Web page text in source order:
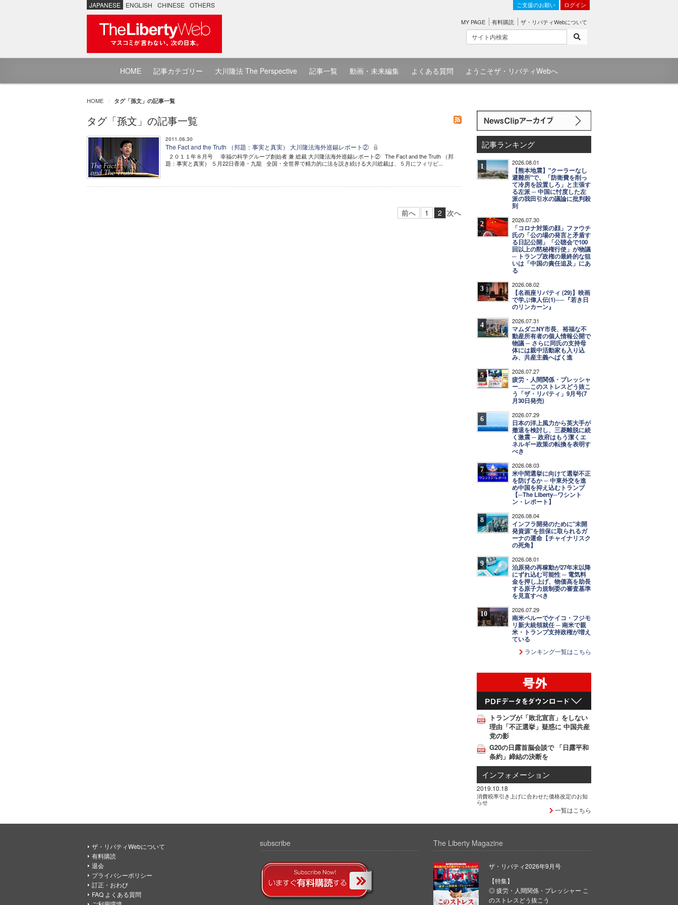
JAPANESE ENGLISH CHINESE OTHERS ご支援のお願い ログイン
MY PAGE 有料購読 ザ・リバティWebについて
HOME 記事カテゴリー 大川隆法 The Perspective 記事一覧 動画・未来編集 よくある質問 ようこそザ・リバティWebへ
HOME タグ「孫文」の記事一覧
タグ「孫文」の記事一覧
2011.06.30
The Fact and the Truth （邦題：事実と真実） 大川隆法海外巡錫レポート②
２０１１年８月号 幸福の科学グループ創始者 兼 総裁 大川隆法海外巡錫レポート② The Fact and the Truth （邦
題：事実と真実） ５月22日香港・九龍 全国・全世界で精力的に法を説き続ける大川総裁は、５月にフィリピ...
前へ 1 2 次へ
記事ランキング
1 2026.08.01
【熊本地震】"クーラーなし
避難所"で、「防衛費を削っ
て冷房を設置しろ」と主張す
る左派 ─ 中国に忖度した左
派の我田引水の議論に批判殺
到
2 2026.07.30
「コロナ対策の顔」ファウチ
氏の「公の場の発言と矛盾す
る日記公開」「公聴会で100
回以上の黙秘権行使」が物議
─ トランプ政権の最終的な狙
いは「中国の責任追及」にあ
る
3 2026.08.02
【名画座リバティ (29)】映画
で学ぶ偉人伝(1)──『若き日
のリンカーン』
4 2026.07.31
マムダニNY市長、裕福な不
動産所有者の個人情報公開で
物議 ─ さらに同氏の支持母
体には親中活動家も入り込
み、共産主義へばく進
5 2026.07.27
疲労・人間関係・プレッシャ
ー……このストレスどう抜こ
う「ザ・リバティ」9月号(7
月30日発売)
6 2026.07.29
日本の洋上風力から英大手が
撤退を検討し、三菱離脱に続
く激震 ─ 政府はもう潔くエ
ネルギー政策の転換を表明す
べき
7 2026.08.03
米中間選挙に向けて選挙不正
を防げるか ─ 中東外交を進
め中国を抑え込むトランプ
【─The Liberty─ワシント
ン・レポート】
8 2026.08.04
インフラ開発のために"未開
発資源"を担保に取られるガ
ーナの運命【チャイナリスク
の死角】
9 2026.08.01
泊原発の再稼動が27年末以降
にずれ込む可能性 ─ 電気料
金を押し上げ、物価高を助長
する原子力規制委の審査基準
を見直すべき
10 2026.07.29
南米ペルーでケイコ・フジモ
リ新大統領就任 ─ 南米で親
米・トランプ支持政権が増え
ている
ランキング一覧はこちら
トランプが「敗北宣言」をしない
理由「不正選挙」疑惑に 中国共産
党の影
G20の日露首脳会談で 「日露平和
条約」締結の決断を
インフォメーション
2019.10.18
消費税率引き上げに合わせた価格改定のお知
らせ
一覧はこちら
ザ・リバティWebについて
有料購読
退会
プライバシーポリシー
訂正・おわび
FAQ よくある質問
subscribe The Liberty Magazine
ザ・リバティ2026年9月号
【特集】
◎ 疲労・人間関係・プレッシャー こ
のストレスどう抜こう